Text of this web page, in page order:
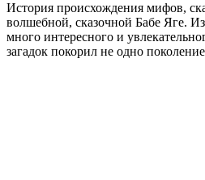
История происхождения мифов,
волшебной, сказочной Бабе Яге.
много интересного и
загадок покорил не одно